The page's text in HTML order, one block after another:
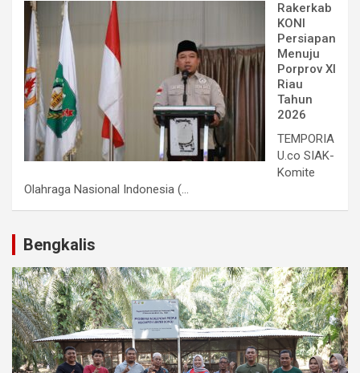
Rakerkab
KONI
Persiapan
Menuju
Porprov XI
Riau
Tahun
2026
TEMPORIA
U.co SIAK-
Komite
Olahraga Nasional Indonesia (...
Bengkalis